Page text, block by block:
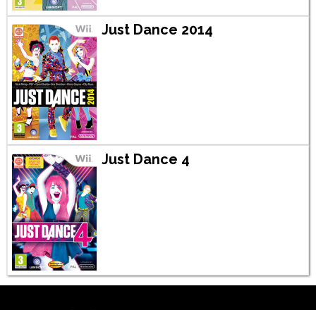
Just Dance 2014
Just Dance 4